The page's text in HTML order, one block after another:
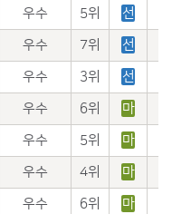
우수 5위 선
우수 7위 선
우수 3위 선
우수 6위 마
우수 5위 마
우수 4위 마
우수 6위 마